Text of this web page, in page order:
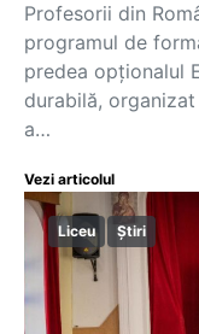
Profesorii din
programul de
predea opționalul
durabilă, organizat
a…
Vezi articolul
Liceu Știri